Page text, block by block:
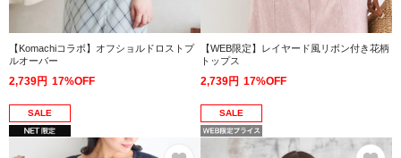
【Komachiコラボ】オフショルドロストプ
ルオーバー
2,739円 17%OFF
【WEB限定】レイヤード風リボン付き花柄
トップス
2,739円 17%OFF
SALE
お気に入り
SALE